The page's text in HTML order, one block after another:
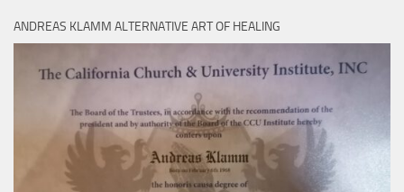
ANDREAS KLAMM ALTERNATIVE ART OF HEALING